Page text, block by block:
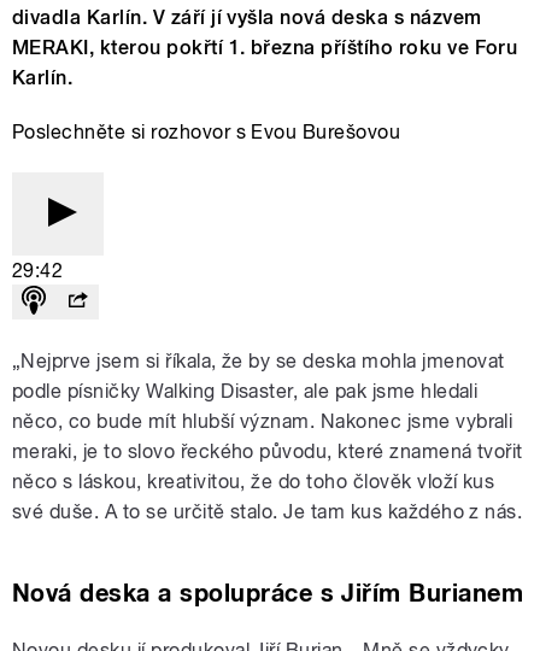
divadla Karlín. V září jí vyšla nová deska s názvem
MERAKI, kterou pokřtí 1. března příštího roku ve Foru
Karlín.
Poslechněte si rozhovor s Evou Burešovou
29:42
„Nejprve jsem si říkala, že by se deska mohla jmenovat
podle písničky Walking Disaster, ale pak jsme hledali
něco, co bude mít hlubší význam. Nakonec jsme vybrali
meraki, je to slovo řeckého původu, které znamená tvořit
něco s láskou, kreativitou, že do toho člověk vloží kus
své duše. A to se určitě stalo. Je tam kus každého z nás.
Nová deska a spolupráce s Jiřím Burianem